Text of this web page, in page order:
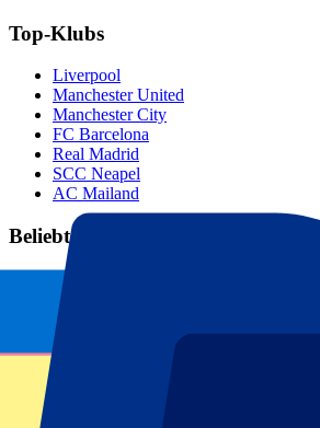
Top-Klubs
Liverpool
Manchester United
Manchester City
FC Barcelona
Real Madrid
SCC Neapel
AC Mailand
Beliebte Events
GP Spanien
GP Niederlande
GP Italien
GP Singapur
Alle Sportarten